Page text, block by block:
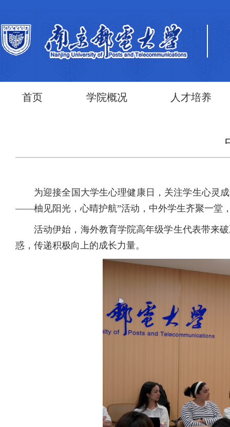
首页 学院概况 人才培养
为迎接全国大学生心理健康日，关注学生心灵
——柚见阳光，心晴护航”活动，中外学生齐聚一堂
活动伊始，海外教育学院高年级学生代表带来
惑，传递积极向上的成长力量。